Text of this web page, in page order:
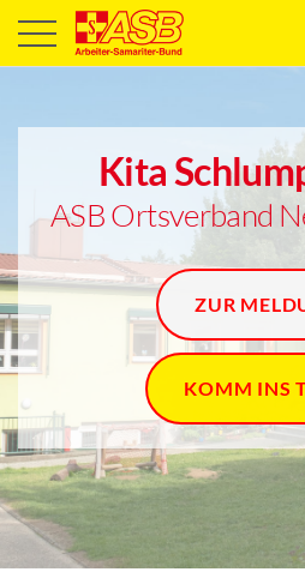
Kita
ASB Ortsverband
ZUR
KOMM INS